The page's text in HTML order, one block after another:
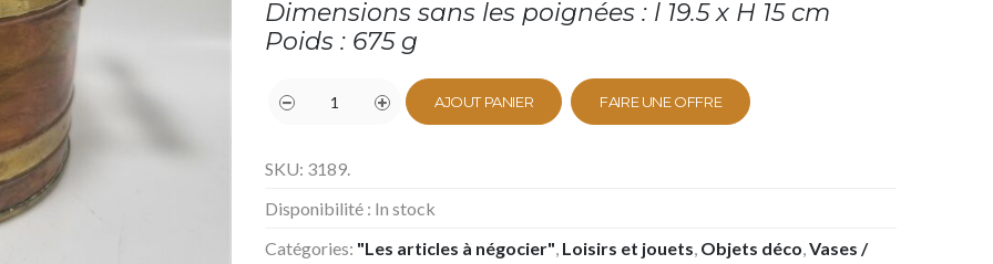
Dimensions sans les poignées : l 19.5 x H 15 cm
Poids : 675 g
AJOUT PANIER FAIRE UNE OFFRE
SKU: 3189.
Disponibilité : In stock
Catégories: "Les articles à négocier", Loisirs et jouets, Objets déco,Vases /